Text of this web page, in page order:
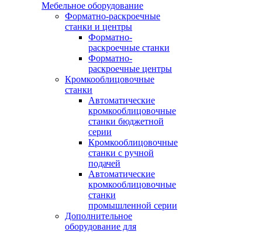
Мебельное оборудование
Форматно-раскроечные
станки и центры
Форматно-
раскроечные станки
Форматно-
раскроечные центры
Кромкооблицовочные
станки
Автоматические
кромкооблицовочные
станки бюджетной
серии
Кромкооблицовочные
станки с ручной
подачей
Автоматические
кромкооблицовочные
станки
промышленной серии
Дополнительное
оборудование для